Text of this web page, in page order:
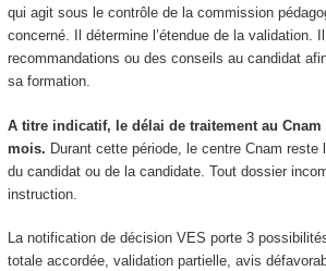
qui agit sous le contrôle de la commission
concerné. Il détermine l’étendue de la validation.
recommandations ou des conseils au candidat
sa formation.
A titre indicatif, le délai de traitement au Cnam
mois. Durant cette période, le centre Cnam reste
du candidat ou de la candidate. Tout dossier
instruction.
La notification de décision VES porte 3
totale accordée, validation partielle, avis